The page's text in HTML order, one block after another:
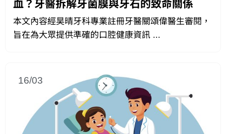
血？牙醫拆解牙菌膜與牙石的致命關係
本文內容經昊晴牙科專業註冊牙醫關頌偉醫生審閱，
旨在為大眾提供準確的口腔健康資訊 ...
16/03